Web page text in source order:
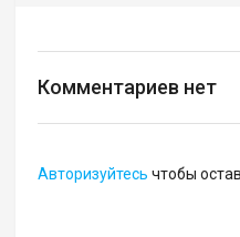
Комментариев нет
Авторизуйтесь чтобы